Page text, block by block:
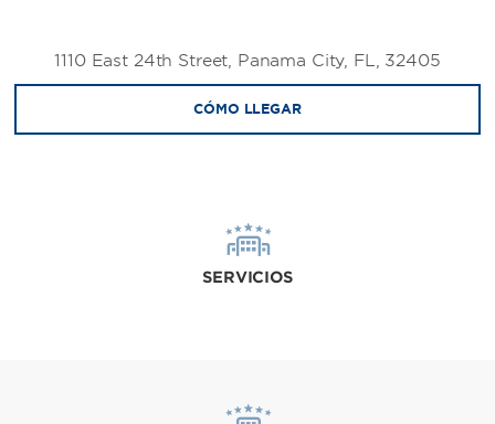
1110 East 24th Street, Panama City, FL, 32405
CÓMO LLEGAR
SERVICIOS